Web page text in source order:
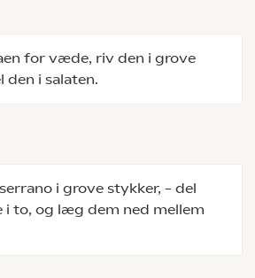
for væde, riv den i grove
i salaten.
i grove stykker, – del
i to, og læg dem ned mellem